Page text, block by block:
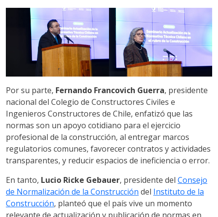
Por su parte, Fernando Francovich Guerra, presidente
nacional del Colegio de Constructores Civiles e
Ingenieros Constructores de Chile, enfatizó que las
normas son un apoyo cotidiano para el ejercicio
profesional de la construcción, al entregar marcos
regulatorios comunes, favorecer contratos y actividades
transparentes, y reducir espacios de ineficiencia o error.
En tanto, Lucio Ricke Gebauer, presidente del Consejo
de Normalización de la Construcción del Instituto de la
Construcción, planteó que el país vive un momento